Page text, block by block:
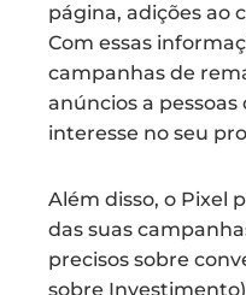
página, adições ao
Com essas
campanhas de
anúncios a
interesse no seu
Além disso, o Pixel
das suas
precisos sobre
sobre